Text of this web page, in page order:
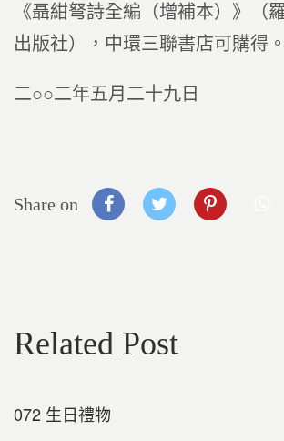
《聶紺弩詩全編（增補本）》（
出版社），中環三聯書店可購得。
二○○二年五月二十九日
Share on
Related Post
072 生日禮物